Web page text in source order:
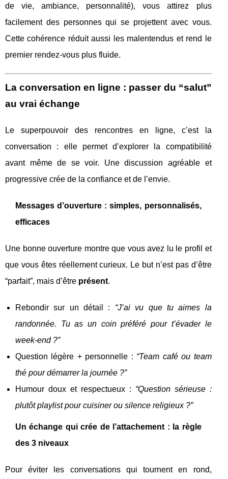
de vie, ambiance, personnalité), vous attirez plus
facilement des personnes qui se projettent avec vous.
Cette cohérence réduit aussi les malentendus et rend le
premier rendez-vous plus fluide.
La conversation en ligne : passer du “salut”
au vrai échange
Le superpouvoir des rencontres en ligne, c’est la
conversation : elle permet d’explorer la compatibilité
avant même de se voir. Une discussion agréable et
progressive crée de la confiance et de l’envie.
Messages d’ouverture : simples, personnalisés,
efficaces
Une bonne ouverture montre que vous avez lu le profil et
que vous êtes réellement curieux. Le but n’est pas d’être
“parfait”, mais d’être présent.
Rebondir sur un détail : “J’ai vu que tu aimes la
randonnée. Tu as un coin préféré pour t’évader le
week-end ?”
Question légère + personnelle : “Team café ou team
thé pour démarrer la journée ?”
Humour doux et respectueux : “Question sérieuse :
plutôt playlist pour cuisiner ou silence religieux ?”
Un échange qui crée de l’attachement : la règle
des 3 niveaux
Pour éviter les conversations qui tournent en rond,